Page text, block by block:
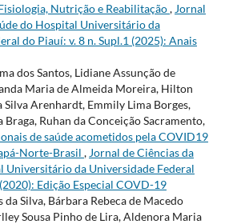
Nutrição e Reabilitação, Jornal
do Hospital Universitário da
do Piauí: v. 8 n. Supl.1 (2025): Anais
dos Santos, Lidiane Assunção de
Maria de Almeida Moreira, Hilton
Silva Arenhardt, Emmily Lima Borges,
Braga, Ruhan da Conceição Sacramento,
de saúde acometidos pela COVID19
Norte-Brasil , Jornal de Ciências da
Universitário da Universidade Federal
Edição Especial COVD-19
da Silva, Bárbara Rebeca de Macedo
Sousa Pinho de Lira, Aldenora Maria